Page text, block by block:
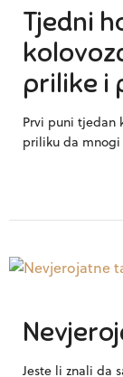
Tjedni
prilike i
Prvi puni tjedan
priliku da
Jeste li znali da